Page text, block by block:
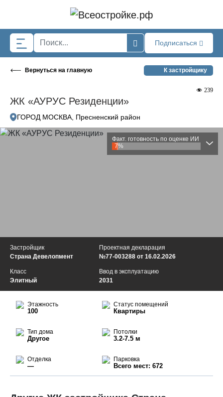
Подписаться
Вернуться на главную К застройщику
ЖК «АУРУС Резиденции»
239
ГОРОД МОСКВА, Пресненский район
Факт. готовность по оценке ИИ
7%
Застройщик
Страна Девелопмент
Проектная декларация
№77-003288 от 16.02.2026
Ввод в эксплуатацию
2031
Класс
Элитный
Этажность
100
Статус помещений
Квартиры
Тип дома
Другое
Потолки
3.2-7.5 м
Отделка
—
Парковка
Всего мест: 672